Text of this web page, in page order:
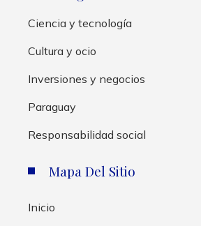
Ciencia y tecnología
Cultura y ocio
Inversiones y negocios
Paraguay
Responsabilidad social
Mapa Del Sitio
Inicio